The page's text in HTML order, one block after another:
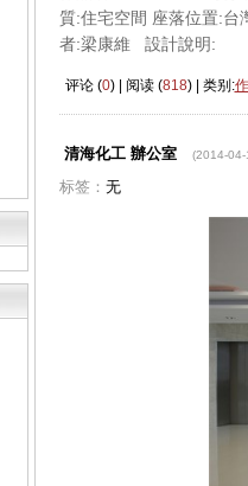
質:住宅空間 座落位置:台
者:梁康維 設計說明: 八
评论 (0) | 阅读 (818) | 类别:
清海化工 辦公室 (2014-
标签： 无